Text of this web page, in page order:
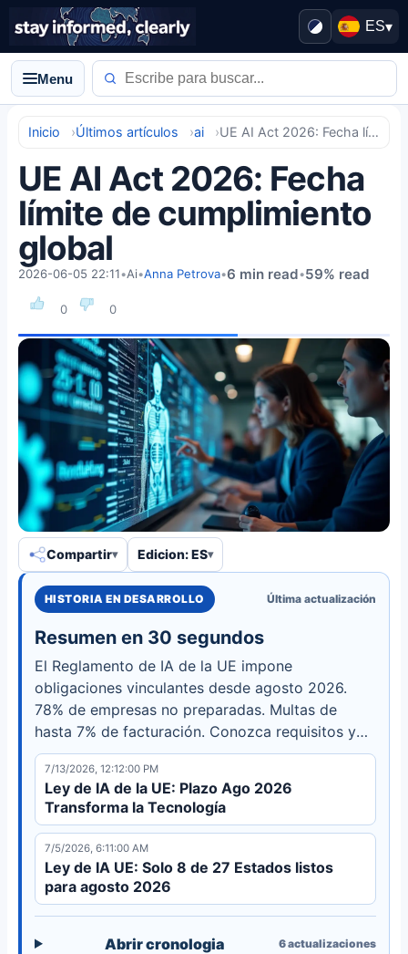
ES▾
Menu
Inicio Últimos artículos ai UE AI Act 2026: Fecha límite de cumplimiento global
UE AI Act 2026: Fecha
límite de cumplimiento
global
0 0
2026-06-05 22:11•Ai•Anna Petrova•6 min read•59% read
Compartir Edicion: ES
HISTORIA EN DESARROLLO Última actualización
Resumen en 30 segundos
El Reglamento de IA de la UE impone
obligaciones vinculantes desde agosto 2026.
78% de empresas no preparadas. Multas de
hasta 7% de facturación. Conozca requisitos y
efecto global.
7/13/2026, 12:12:00 PM
Ley de IA de la UE: Plazo Ago 2026
Transforma la Tecnología
7/5/2026, 6:11:00 AM
Ley de IA UE: Solo 8 de 27 Estados listos
para agosto 2026
Abrir cronologia 6actualizaciones